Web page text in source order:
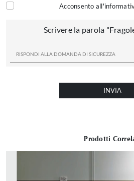
Prodotti
Acconsento
Scrivere la parola
INVIA